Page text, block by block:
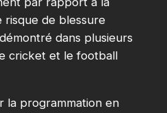
risque de blessure
dans plusieurs
cricket et le football
la programmation en